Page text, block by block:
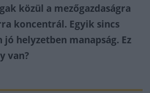
közül a mezőgazdaságra
koncentrál. Egyik sincs
helyzetben manapság. Ez
van?